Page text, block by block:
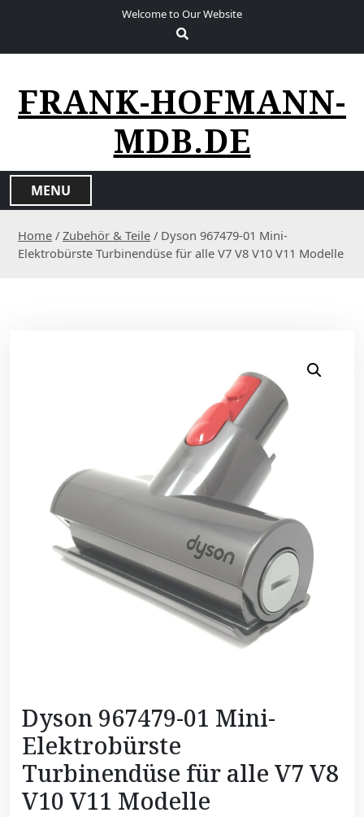
Welcome to Our Website
FRANK-HOFMANN-
MDB.DE
MENU
Home / Zubehör & Teile / Dyson 967479-01 Mini-
Elektrobürste Turbinendüse für alle V7 V8 V10 V11 Modelle
Dyson 967479-01 Mini-
Elektrobürste
Turbinendüse für alle V7 V8
V10 V11 Modelle